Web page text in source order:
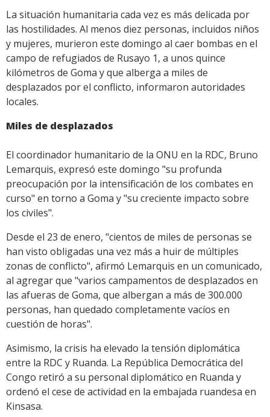
La situación humanitaria cada vez es más delicada por
las hostilidades. Al menos diez personas, incluidos niños
y mujeres, murieron este domingo al caer bombas en el
campo de refugiados de Rusayo 1, a unos quince
kilómetros de Goma y que alberga a miles de
desplazados por el conflicto, informaron autoridades
locales.
Miles de desplazados
El coordinador humanitario de la ONU en la RDC, Bruno
Lemarquis, expresó este domingo "su profunda
preocupación por la intensificación de los combates en
curso" en torno a Goma y "su creciente impacto sobre
los civiles".
Desde el 23 de enero, "cientos de miles de personas se
han visto obligadas una vez más a huir de múltiples
zonas de conflicto", afirmó Lemarquis en un comunicado,
al agregar que "varios campamentos de desplazados en
las afueras de Goma, que albergan a más de 300.000
personas, han quedado completamente vacíos en
cuestión de horas".
Asimismo, la crisis ha elevado la tensión diplomática
entre la RDC y Ruanda. La República Democrática del
Congo retiró a su personal diplomático en Ruanda y
ordenó el cese de actividad en la embajada ruandesa en
Kinsasa.